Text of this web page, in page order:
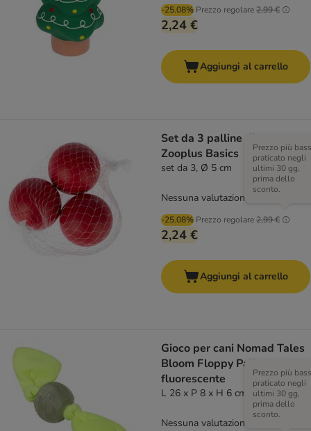
-25.08% Prezzo regolare2,99 €
2,24 €
Aggiungi al carrello
Set da 3 palline di gomma
Zooplus Basics
set da 3, Ø 5 cm
-25.08% Prezzo regolare2,99 €
Prezzo più
praticato negli
ultimi 30 gg,
prima dello
sconto.
2,24 €
Nessuna valutazione
Aggiungi al carrello
Gioco per cani Nomad Tales
Bloom Floppy Palla
fluorescente
L 26 x P 8 x H 6 cm
Prezzo più
praticato negli
ultimi 30 gg,
prima dello
sconto.
Nessuna valutazione